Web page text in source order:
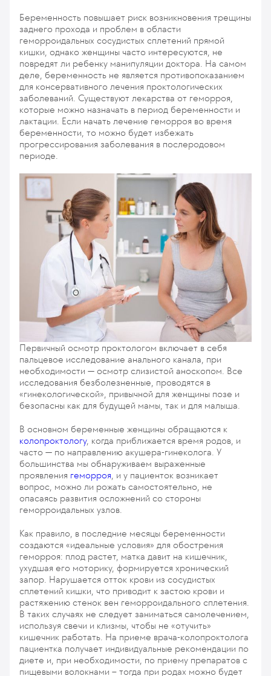
Беременность повышает риск возникновения трещины
заднего прохода и проблем в области
геморроидальных сосудистых сплетений прямой
кишки, однако женщины часто интересуются, не
повредят ли ребенку манипуляции доктора. На самом
деле, беременность не является противопоказанием
для консервативного лечения проктологических
заболеваний. Существуют лекарства от геморроя,
которые можно назначать в период беременности и
лактации. Если начать лечение геморроя во время
беременности, то можно будет избежать
прогрессирования заболевания в послеродовом
периоде.
Первичный осмотр проктологом включает в себя
пальцевое исследование анального канала, при
необходимости — осмотр слизистой аноскопом. Все
исследования безболезненные, проводятся в
«гинекологической», привычной для женщины позе и
безопасны как для будущей мамы, так и для малыша.
В основном беременные женщины обращаются к
колопроктологу, когда приближается время родов, и
часто — по направлению акушера-гинеколога. У
большинства мы обнаруживаем выраженные
проявления геморроя, и у пациенток возникает
вопрос, можно ли рожать самостоятельно, не
опасаясь развития осложнений со стороны
геморроидальных узлов.
Как правило, в последние месяцы беременности
создаются «идеальные условия» для обострения
геморроя: плод растет, матка давит на кишечник,
ухудшая его моторику, формируется хронический
запор. Нарушается отток крови из сосудистых
сплетений кишки, что приводит к застою крови и
растяжению стенок вен геморроидального сплетения.
В таких случаях не следует заниматься самолечением,
используя свечи и клизмы, чтобы не «отучить»
кишечник работать. На приеме врача-колопроктолога
пациентка получает индивидуальные рекомендации по
диете и, при необходимости, по приему препаратов с
пищевыми волокнами – тогда при родах можно будет